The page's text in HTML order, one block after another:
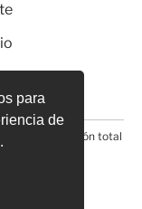
para
de
la reproducción total